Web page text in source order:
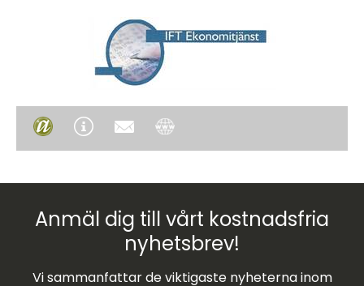
Anmäl dig till vårt kostnadsfria
nyhetsbrev!
Vi sammanfattar de viktigaste nyheterna inom